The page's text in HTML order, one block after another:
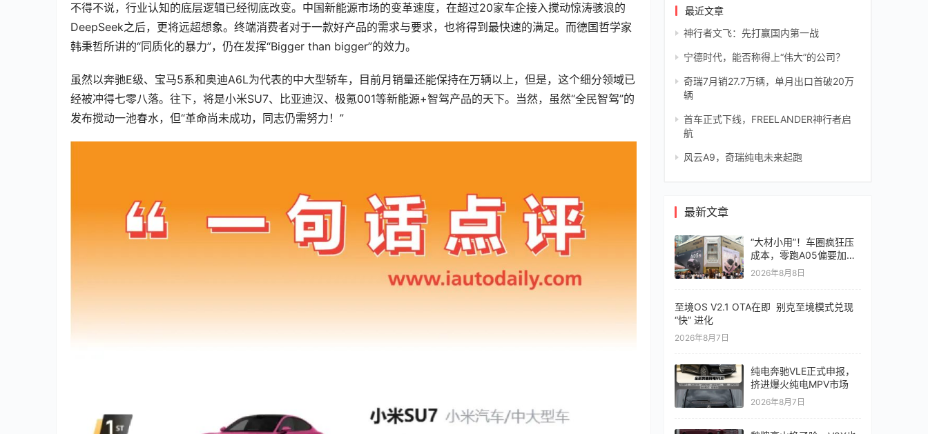
不得不说，行业认知的底层逻辑已经彻底改变。中国新能源市场的变革速度，在超过20家车企接入搅动惊涛骇浪的
DeepSeek之后，更将远超想象。终端消费者对于一款好产品的需求与要求，也将得到最快速的满足。而德国哲学家
韩秉哲所讲的“同质化的暴力”，仍在发挥“Bigger than bigger”的效力。
虽然以奔驰E级、宝马5系和奥迪A6L为代表的中大型轿车，目前月销量还能保持在万辆以上，但是，这个细分领域已
经被冲得七零八落。往下，将是小米SU7、比亚迪汉、极氪001等新能源+智驾产品的天下。当然，虽然“全民智驾”的
发布搅动一池春水，但“革命尚未成功，同志仍需努力！”
最近文章
神行者文飞：先打赢国内第一战
宁德时代，能否称得上“伟大”的公司？
奇瑞7月销27.7万辆，单月出口首破20万
辆
首车正式下线，FREELANDER神行者启
航
风云A9，奇瑞纯电未来起跑
最新文章
“大材小用”！车圈疯狂压
成本，零跑A05偏要加价
值
2026年8月8日
至境OS V2.1 OTA在即 别克至境模式兑现
“快” 进化
2026年8月7日
纯电奔驰VLE正式申报，
挤进爆火纯电MPV市场
2026年8月7日